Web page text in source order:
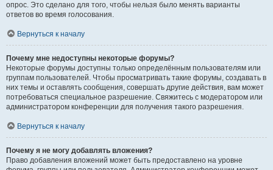
опрос. Это сделано для того, чтобы нельзя было менять варианты
ответов во время голосования.
Вернуться к началу
Почему мне недоступны некоторые форумы?
Некоторые форумы доступны только определённым пользователям или
группам пользователей. Чтобы просматривать такие форумы, создавать в
них темы и оставлять сообщения, совершать другие действия, вам может
потребоваться специальное разрешение. Свяжитесь с модератором или
администратором конференции для получения такого разрешения.
Вернуться к началу
Почему я не могу добавлять вложения?
Право добавления вложений может быть предоставлено на уровне